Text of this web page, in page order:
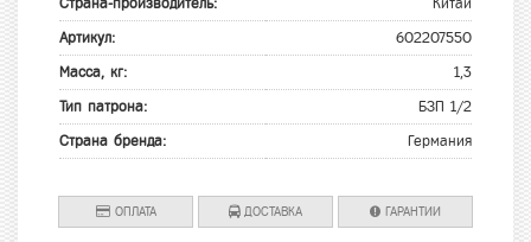
Артикул: 602207550
Масса, кг: 1,3
Тип патрона: БЗП 1/2
Страна бренда: Германия
ОПЛАТА ДОСТАВКА ГАРАНТИИ